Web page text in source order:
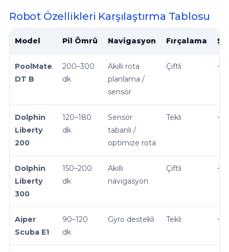
Robot Özellikleri Karşılaştırma Tablosu
Model Pil Ömrü Navigasyon Fırçalama
PoolMate
DT B
200–300
dk
Akıllı rota
planlama /
sensör
Çiftli ~4
Dolphin
Liberty
200
120–180
dk
Sensör
tabanlı /
optimize rota
Tekli ~4
Dolphin
Liberty
300
150–200
dk
Akıllı
navigasyon
Çiftli
Aiper
Scuba E1
90–120
dk
Gyro destekli Tekli ~3